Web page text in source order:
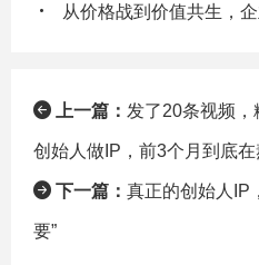
从价格战到价值共生，企业如何
上一篇： 发了20条视频
创始人做IP，前3个月到底在
下一篇： 真正的创始人IP
要”